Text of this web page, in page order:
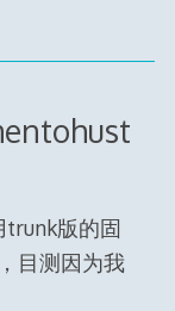
trunk版的固
目测因为我